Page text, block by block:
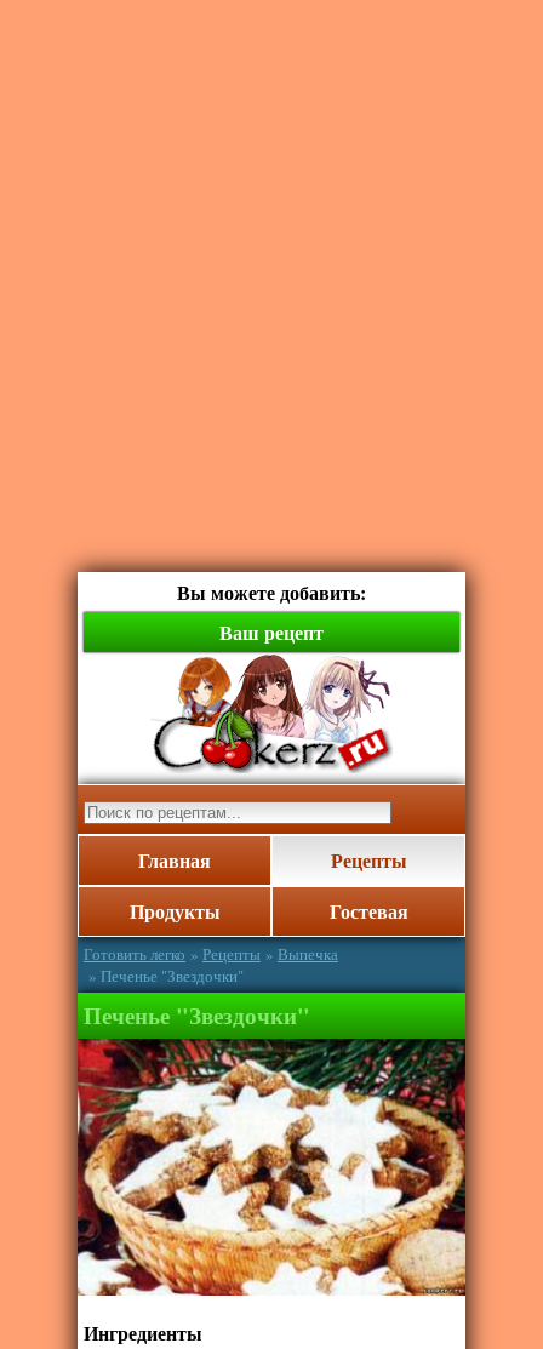
Вы можете добавить:
Ваш рецепт
Главная
Рецепты
Продукты
Гостевая
Готовить легко » Рецепты » Выпечка
» Печенье "Звездочки"
Печенье "Звездочки"
Ингредиенты